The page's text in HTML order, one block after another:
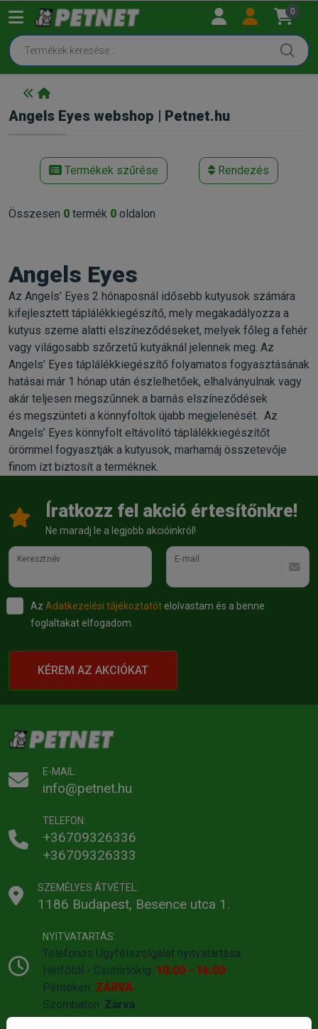
0
Angels Eyes webshop | Petnet.hu
Termékek szűrése Rendezés
Összesen 0 termék 0 oldalon
Angels Eyes
Az Angels’ Eyes 2 hónaposnál idősebb kutyusok számára
kifejlesztett táplálékkiegészítő, mely megakadályozza a
kutyus szeme alatti elszíneződéseket, melyek főleg a fehér
vagy világosabb szőrzetű kutyáknál jelennek meg. Az
Angels’ Eyes táplálékkiegészítő folyamatos fogyasztásának
hatásai már 1 hónap után észlelhetőek, elhalványulnak vagy
akár teljesen megszűnnek a barnás elszíneződések
és megszünteti a könnyfoltok újabb megjelenését. Az
Angels’ Eyes könnyfolt eltávolító táplálékkiegészítőt
örömmel fogyasztják a kutyusok, marhamáj összetevője
finom ízt biztosít a terméknek.
Íratkozz fel akció értesítőnkre!
Ne maradj le a legjobb akcióinkról!
Keresztnév E-mail
Az Adatkezelési tájékoztatót elolvastam és a benne
foglaltakat elfogadom.
KÉREM AZ AKCIÓKAT
E-MAIL:
info@petnet.hu
TELEFON:
+36709326336
+36709326333
SZEMÉLYES ÁTVÉTEL:
1186 Budapest, Besence utca 1.
NYITVATARTÁS:
Telefonos Ügyfélszolgálat nyitvatartása:
Hétfőtől - Csütörtökig: 10:00 - 16:00
Pénteken: ZÁRVA
Szombaton: Zárva
Vasárnap:Zárva